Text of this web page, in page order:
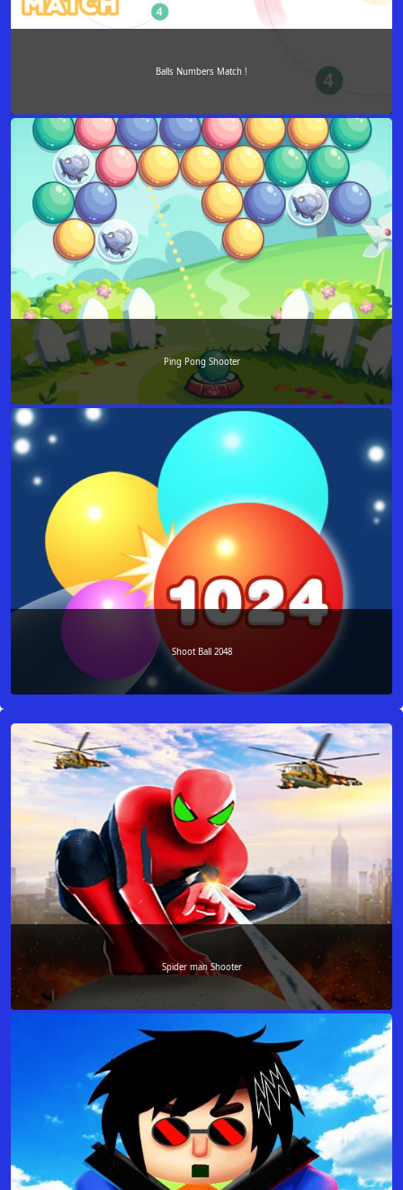
Balls Numbers Match !
Ping Pong Shooter
Shoot Ball 2048
Spider man Shooter